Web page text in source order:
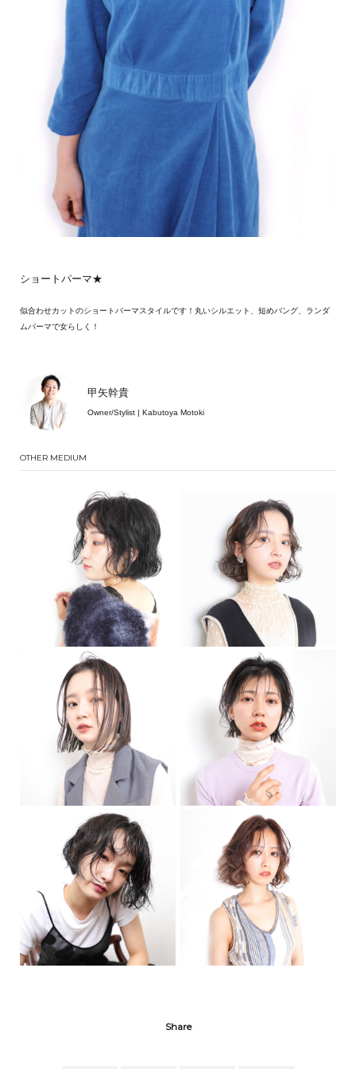
ショートパーマ★
似合わせカットのショートパーマスタイルです！丸いシルエット、短めバング、ランダ
ムパーマで女らしく！
甲矢幹貴
Owner/Stylist | Kabutoya Motoki
OTHER MEDIUM
Share